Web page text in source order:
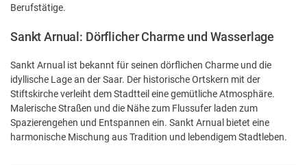
Berufstätige.
Sankt Arnual: Dörflicher Charme und Wasserlage
Sankt Arnual ist bekannt für seinen dörflichen Charme und die
idyllische Lage an der Saar. Der historische Ortskern mit der
Stiftskirche verleiht dem Stadtteil eine gemütliche Atmosphäre.
Malerische Straßen und die Nähe zum Flussufer laden zum
Spazierengehen und Entspannen ein. Sankt Arnual bietet eine
harmonische Mischung aus Tradition und lebendigem Stadtleben.